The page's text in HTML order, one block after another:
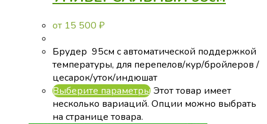
от 15 500 ₽
Брудер 95см с автоматической поддержкой
температуры, для перепелов/кур/бройлеров /
цесарок/уток/индюшат
Выберите параметры Этот товар имеет
несколько вариаций. Опции можно выбрать
на странице товара.